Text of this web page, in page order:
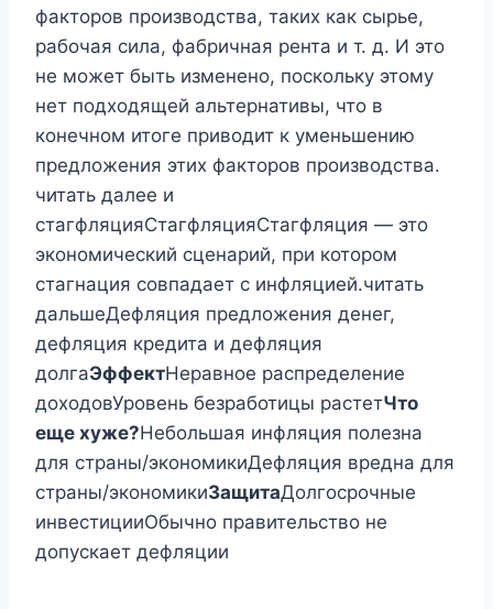
факторов производства, таких как сырье,
рабочая сила, фабричная рента и т. д. И это
не может быть изменено, поскольку этому
нет подходящей альтернативы, что в
конечном итоге приводит к уменьшению
предложения этих факторов производства.
читать далее и
стагфляцияСтагфляцияСтагфляция — это
экономический сценарий, при котором
стагнация совпадает с инфляцией.читать
дальшеДефляция предложения денег,
дефляция кредита и дефляция
долгаЭффектНеравное распределение
доходовУровень безработицы растетЧто
еще хуже?Небольшая инфляция полезна
для страны/экономикиДефляция вредна для
страны/экономикиЗащитаДолгосрочные
инвестицииОбычно правительство не
допускает дефляции